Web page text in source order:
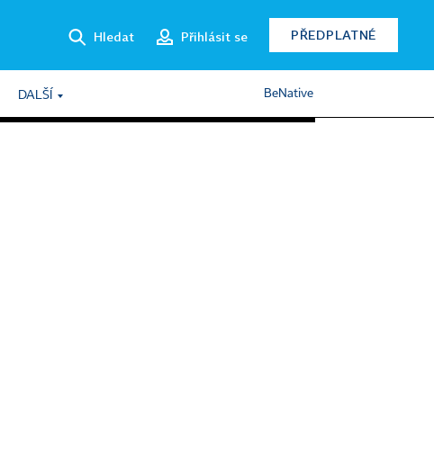
Hledat Přihlásit se PŘEDPLATNÉ
DALŠÍ BeNative